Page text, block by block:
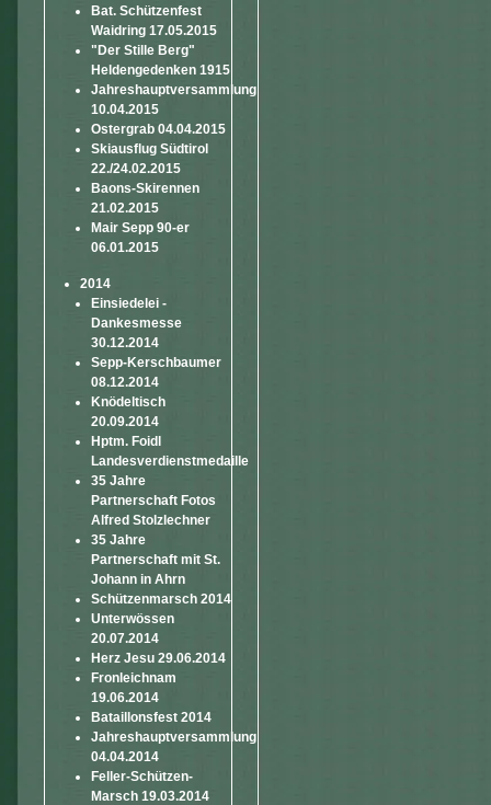
Bat. Schützenfest
Waidring 17.05.2015
"Der Stille Berg"
Heldengedenken 1915
Jahreshauptversammlung
10.04.2015
Ostergrab 04.04.2015
Skiausflug Südtirol
22./24.02.2015
Baons-Skirennen
21.02.2015
Mair Sepp 90-er
06.01.2015
2014
Einsiedelei -
Dankesmesse
30.12.2014
Sepp-Kerschbaumer
08.12.2014
Knödeltisch
20.09.2014
Hptm. Foidl
Landesverdienstmedaille
35 Jahre
Partnerschaft Fotos
Alfred Stolzlechner
35 Jahre
Partnerschaft mit St.
Johann in Ahrn
Schützenmarsch 2014
Unterwössen
20.07.2014
Herz Jesu 29.06.2014
Fronleichnam
19.06.2014
Bataillonsfest 2014
Jahreshauptversammlung
04.04.2014
Feller-Schützen-
Marsch 19.03.2014